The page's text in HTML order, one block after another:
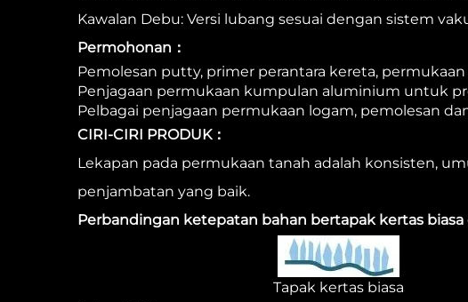
Kawalan Debu: Versi lubang sesuai dengan sistem
Permohonan：
Pemolesan putty, primer perantara kereta,
Penjagaan permukaan kumpulan aluminium untuk
Pelbagai penjagaan permukaan logam, pemolesan
CIRI-CIRI PRODUK：
Lekapan pada permukaan tanah adalah konsisten,
penjambatan yang baik.
Perbandingan ketepatan bahan bertapak kertas
Tapak kertas biasa